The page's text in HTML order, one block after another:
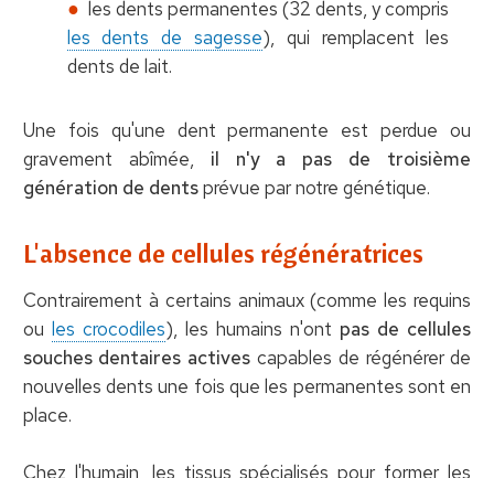
les dents permanentes (32 dents, y compris
les dents de sagesse), qui remplacent les
dents de lait.
Une fois qu'une dent permanente est perdue ou
gravement abîmée, il n'y a pas de troisième
génération de dentsprévue par notre génétique.
L'absence de cellules régénératrices
Contrairement à certains animaux (comme les requins
ou les crocodiles), les humains n'ont pas de cellules
souches dentaires actives capables de régénérer de
nouvelles dents une fois que les permanentes sont en
place.
Chez l'humain, les tissus spécialisés pour former les